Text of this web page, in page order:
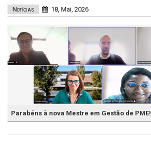
Notícias 18, Mai, 2026
Parabéns à nova Mestre em Gestão de PME!